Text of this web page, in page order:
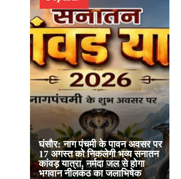
घंसौर: नाग पंचमी के पावन अवसर पर
17 अगस्त को निकलेगी भव्य सनातन
कांवड़ यात्रा, नर्मदा जल से होगा
भगवान नीलकंठ का जलाभिषेक